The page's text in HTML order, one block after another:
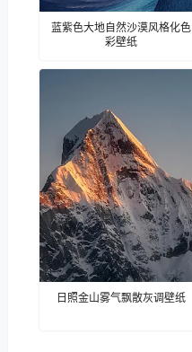
蓝紫色大地自然沙漠风格化色
彩壁纸
日照金山雾气飘散灰调壁纸